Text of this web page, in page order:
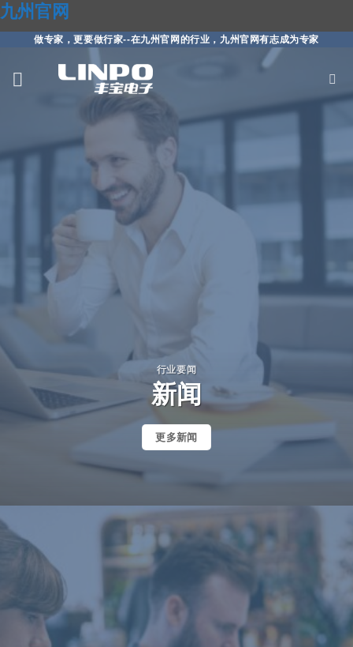
九州官网
做专家，更要做行家--在九州官网的行业，九州官网有志成为专家
行业要闻
新闻
更多新闻